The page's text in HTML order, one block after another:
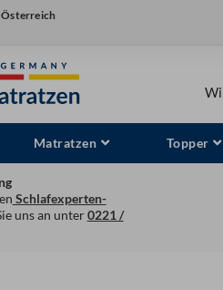
Österreich
Matratzen Topper
Schlafexperten-
uns an unter0221 /